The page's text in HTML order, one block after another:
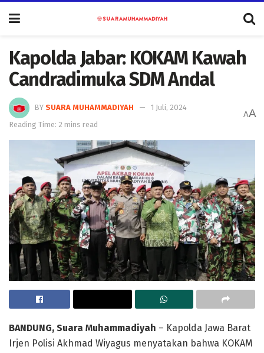
Kapolda Jabar: KOKAM Kawah
Candradimuka SDM Andal
BY SUARA MUHAMMADIYAH
1 Juli, 2024
Reading Time: 2 mins read
AA
BANDUNG, Suara Muhammadiyah – Kapolda Jawa Barat
Irjen Polisi Akhmad Wiyagus menyatakan bahwa KOKAM